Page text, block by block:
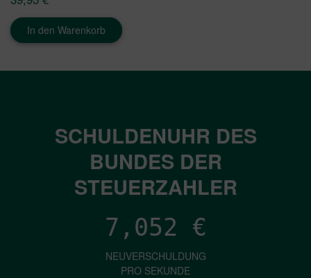
In den Warenkorb
SCHULDENUHR DES
BUNDES DER
STEUERZAHLER
7,052 €
NEUVERSCHULDUNG
PRO SEKUNDE